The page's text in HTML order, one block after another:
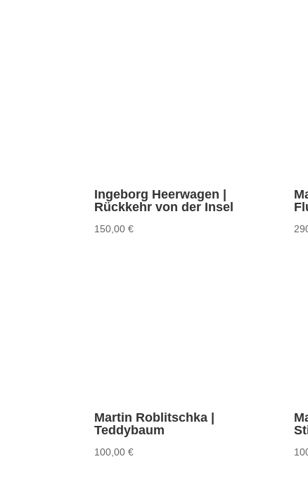
Ingeborg Heerwagen |
Rückkehr von der Insel
150,00€
Martin Roblitschka |
Teddybaum
100,00€